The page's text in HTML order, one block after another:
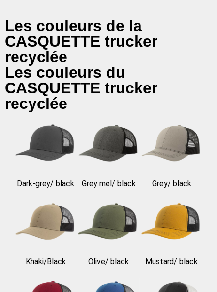
Les couleurs de la
CASQUETTE trucker
recyclée
Les couleurs du
CASQUETTE trucker
recyclée
Dark-grey/ black Grey mel/ black Grey/ black
Khaki/Black Olive/ black Mustard/ black